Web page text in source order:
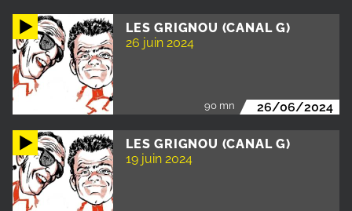
LES GRIGNOU (CANAL G)
26 juin 2024
90 mn 26/06/2024
LES GRIGNOU (CANAL G)
19 juin 2024